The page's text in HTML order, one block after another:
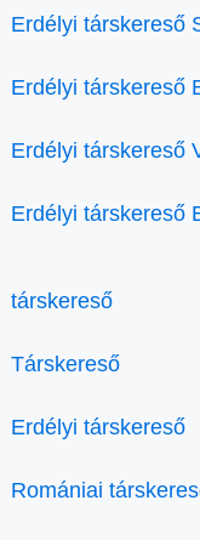
Erdélyi társkereső
Erdélyi társkereső
Erdélyi társkereső
Erdélyi társkereső
társkereső
Társkereső
Erdélyi társkereső
Romániai